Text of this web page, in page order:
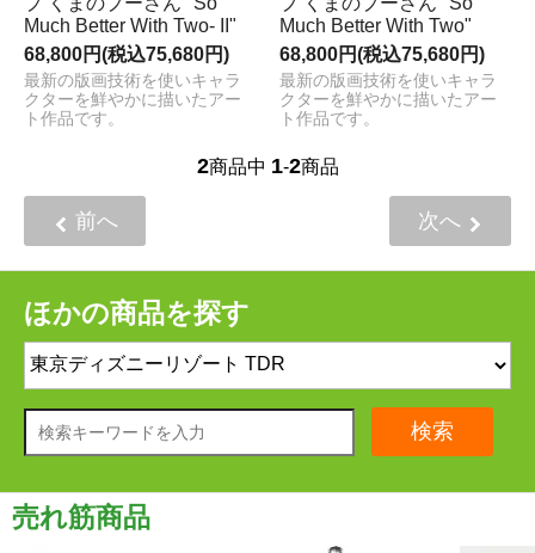
Much Better With Two- II"
68,800円(税込75,680円)
最新の版画技術を使いキャラ
クターを鮮やかに描いたアー
ト作品です。
Much Better With Two"
68,800円(税込75,680円)
最新の版画技術を使いキャラ
クターを鮮やかに描いたアー
ト作品です。
2商品中 1-2商品
前へ 次へ
ほかの商品を探す
検索
売れ筋商品